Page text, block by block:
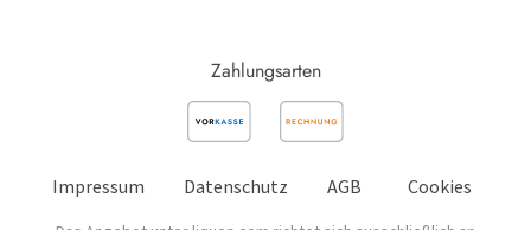
Zahlungsarten
Impressum Datenschutz AGB Cookies